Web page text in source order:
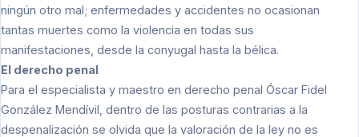
ningún otro mal; enfermedades y accidentes no ocasionan
tantas muertes como la violencia en todas sus
manifestaciones, desde la conyugal hasta la bélica.
El derecho penal
Para el especialista y maestro en derecho penal Óscar Fidel
González Mendívil, dentro de las posturas contrarias a la
despenalización se olvida que la valoración de la ley no es